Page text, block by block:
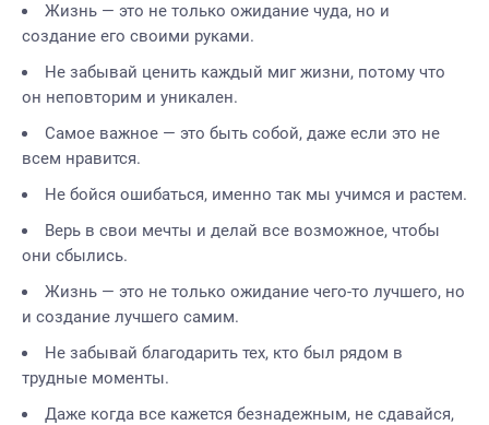
Жизнь — это не только ожидание чуда, но и
создание его своими руками.
Не забывай ценить каждый миг жизни, потому что
он неповторим и уникален.
Самое важное — это быть собой, даже если это не
всем нравится.
Не бойся ошибаться, именно так мы учимся и растем.
Верь в свои мечты и делай все возможное, чтобы
они сбылись.
Жизнь — это не только ожидание чего-то лучшего, но
и создание лучшего самим.
Не забывай благодарить тех, кто был рядом в
трудные моменты.
Даже когда все кажется безнадежным, не сдавайся,